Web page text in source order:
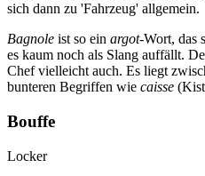
sich dann zu 'Fahrzeug' allgemein.
Bagnole ist so ein argot-Wort, das
es kaum noch als Slang auffällt.
Chef vielleicht auch. Es liegt
bunteren Begriffen wie caisse
Bouffe
Locker